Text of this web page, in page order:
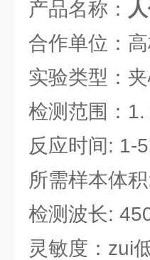
产品名称：
合作单位：
实验类型：
检测范围：
反应时间: 1-
所需样本体
检测波长:
灵敏度：zui